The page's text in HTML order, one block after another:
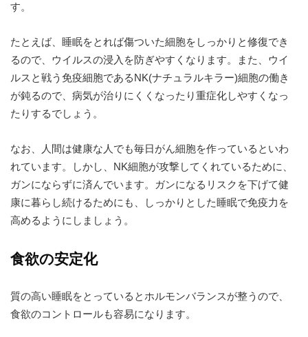
す。
たとえば、睡眠をとれば傷ついた細胞をしっかりと修復でき
るので、ウイルスの浸入を防ぎやすくなります。また、ウイ
ルスと戦う免疫細胞であるNK(ナチュラルキラー)細胞の働き
が鈍るので、病気が治りにくくなったり重症化しやすくなっ
たりするでしょう。
なお、人間は健康な人でも毎日がん細胞を作っているといわ
れています。しかし、NK細胞が攻撃してくれているために、
ガンにならずに済んでいます。ガンになるリスクを下げて健
康に暮らし続けるためにも、しっかりとした睡眠で免疫力を
高めるようにしましょう。
食欲の安定化
質の高い睡眠をとっているとホルモンバランスが整うので、
食欲のコントロールも容易になります。